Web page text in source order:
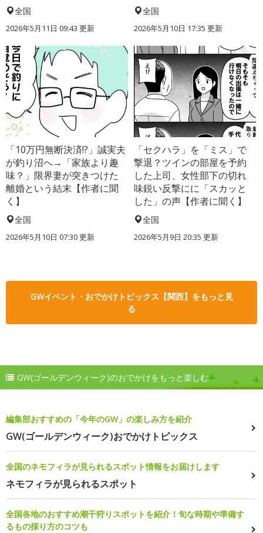
全国
2026年5月11日 09:43 更新
全国
2026年5月10日 17:35 更新
「10万円無断決済!?」誠実夫
が釣り沼へ→「家族より趣
味？」限界妻が突きつけた
離婚という結末【作者に聞
く】
全国
2026年5月10日 07:30 更新
「セクハラ」を「ミス」で
撃退？ツインの部屋を予約
した上司、女性部下の切れ
味鋭い反撃にに「スカッと
した」の声【作者に聞く】
全国
2026年5月9日 20:35 更新
GWイベント・おでかけトピックス【関西】をもっと見
る
GW(ゴールデンウィーク)のおでかけをもっと楽しむ
編集部おすすめの「今年のGW」の楽しみ方を紹介
GW(ゴールデンウィーク)おでかけトピックス
全国のネモフィラが見られるスポット情報をお届けします
ネモフィラが見られるスポット
全国各地のおすすめ潮干狩りスポットを紹介！旬な時期や準備す
るもの採り方のコツも